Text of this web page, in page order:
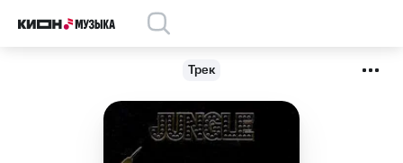
Трек